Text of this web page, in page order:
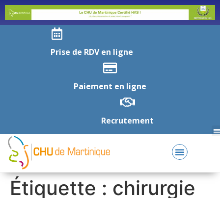
Prise de RDV en ligne
Paiement en ligne
Recrutement
Étiquette : chirurgie